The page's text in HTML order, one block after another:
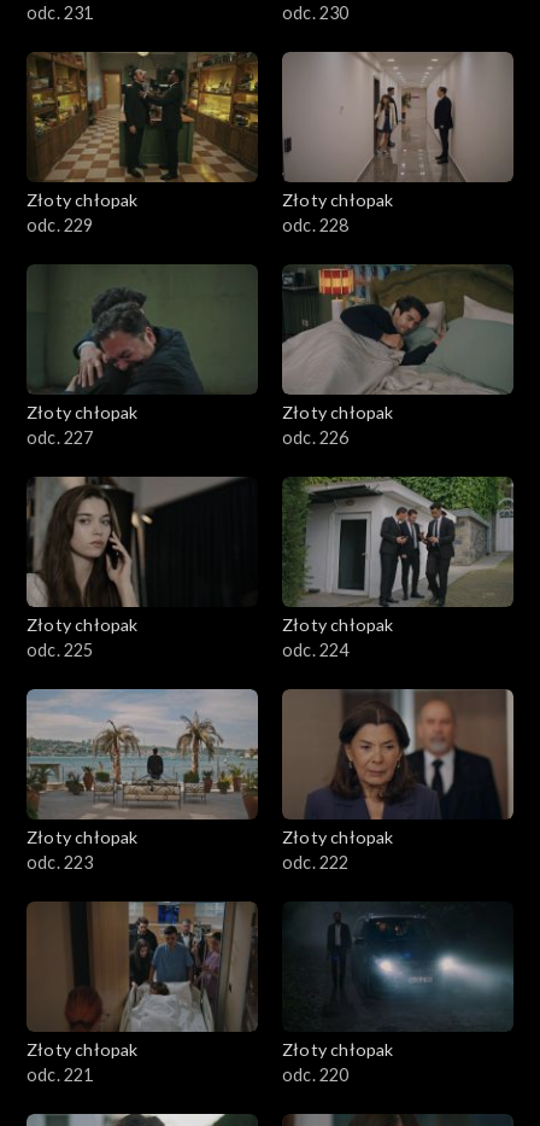
odc. 231
odc. 230
Złoty chłopak
odc. 229
Złoty chłopak
odc. 228
Złoty chłopak
odc. 227
Złoty chłopak
odc. 226
Złoty chłopak
odc. 225
Złoty chłopak
odc. 224
Złoty chłopak
odc. 223
Złoty chłopak
odc. 222
Złoty chłopak
odc. 221
Złoty chłopak
odc. 220